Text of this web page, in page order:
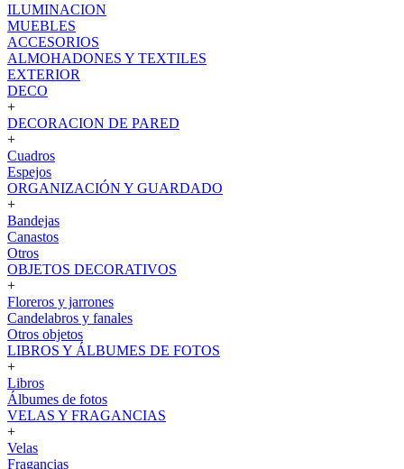
ILUMINACION
MUEBLES
ACCESORIOS
ALMOHADONES Y TEXTILES
EXTERIOR
DECO
+
DECORACION DE PARED
+
Cuadros
Espejos
ORGANIZACIÓN Y GUARDADO
+
Bandejas
Canastos
Otros
OBJETOS DECORATIVOS
+
Floreros y jarrones
Candelabros y fanales
Otros objetos
LIBROS Y ÁLBUMES DE FOTOS
+
Libros
Álbumes de fotos
VELAS Y FRAGANCIAS
+
Velas
Fragancias